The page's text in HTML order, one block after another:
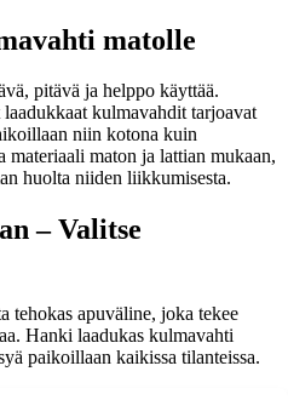
matolle
pitävä ja helppo käyttää.
kulmavahdit tarjoavat
niin kotona kuin
materiaali maton ja lattian mukaan,
huolta niiden liikkumisesta.
– Valitse
tehokas apuväline, joka tekee
Hanki laadukas kulmavahti
paikoillaan kaikissa tilanteissa.